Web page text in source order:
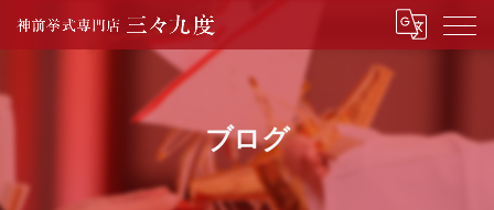
ブログ